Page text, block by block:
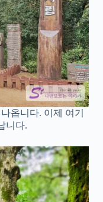
옵니다. 이제 여기
니다.